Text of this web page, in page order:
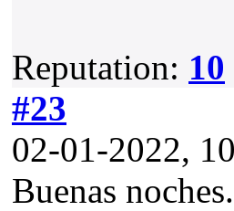
Reputation: 10
#23
02-01-2022,
Buenas